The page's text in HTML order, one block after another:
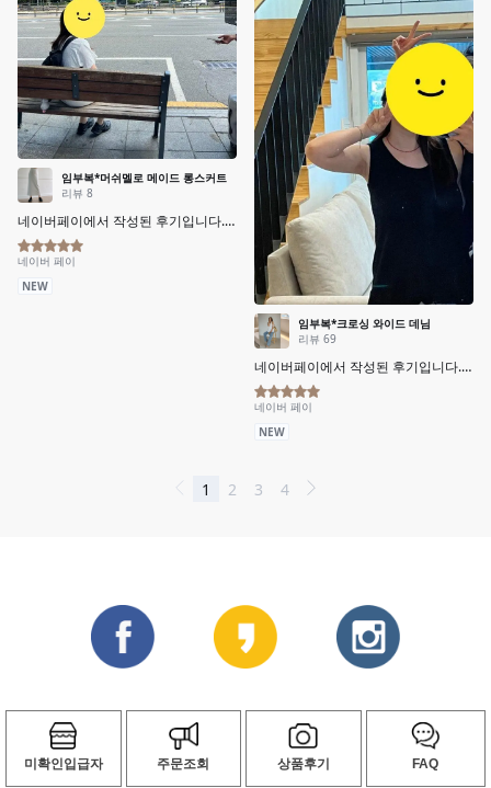
미확인입급자 주문조회 상품후기 FAQ